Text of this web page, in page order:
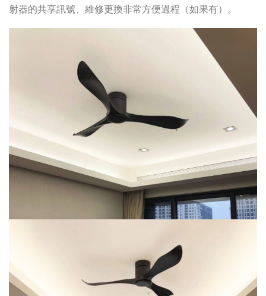
射器的共享訊號、維修更換非常方便過程（如果有）。